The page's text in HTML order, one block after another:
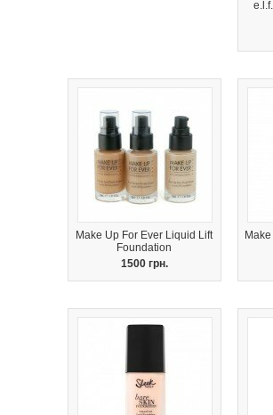
Make Up For Ever Liquid Lift
Foundation
1500 грн.